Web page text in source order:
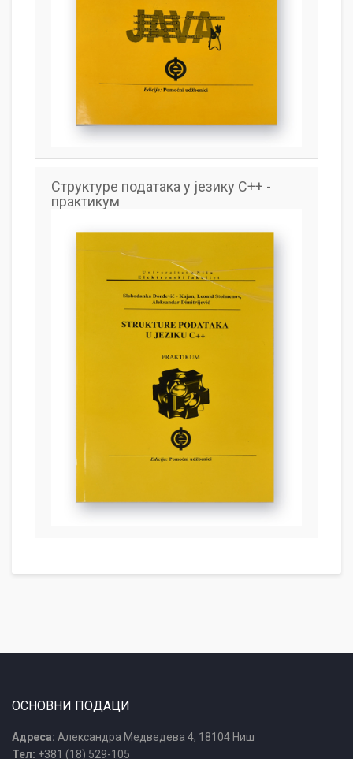
Структуре података у језику C++ -
практикум
ОСНОВНИ ПОДАЦИ
Адреса: Александра Медведева 4, 18104 Ниш
Тел: +381 (18) 529-105